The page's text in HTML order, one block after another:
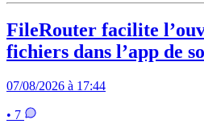
FileRouter facilite
fichiers dans l’app de
07/08/2026 à 17:44
• 7